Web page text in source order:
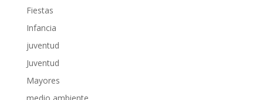
Fiestas
Infancia
juventud
Juventud
Mayores